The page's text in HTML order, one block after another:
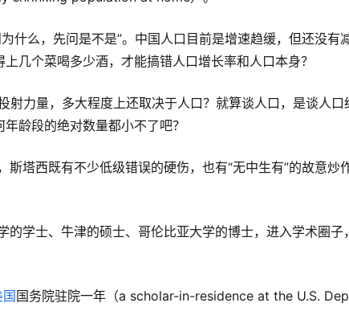
上几个菜喝多少酒，才能搞错人口增长率和人口本身？
龄段的绝对数量都小不了吧？
国务院驻院一年（a scholar-in-residence at the U.S.